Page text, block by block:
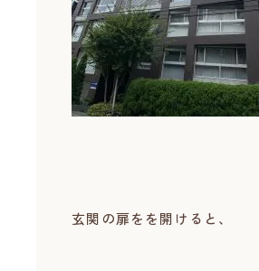
玄関の扉をを開けると、